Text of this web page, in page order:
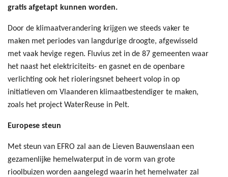
gratis afgetapt kunnen worden.
Door de klimaatverandering krijgen we steeds vaker te
maken met periodes van langdurige droogte, afgewisseld
met vaak hevige regen. Fluvius zet in de 87 gemeenten waar
het naast het elektriciteits- en gasnet en de openbare
verlichting ook het rioleringsnet beheert volop in op
initiatieven om Vlaanderen klimaatbestendiger te maken,
zoals het project WaterReuse in Pelt.
Europese steun
Met steun van EFRO zal aan de Lieven Bauwenslaan een
gezamenlijke hemelwaterput in de vorm van grote
rioolbuizen worden aangelegd waarin het hemelwater zal